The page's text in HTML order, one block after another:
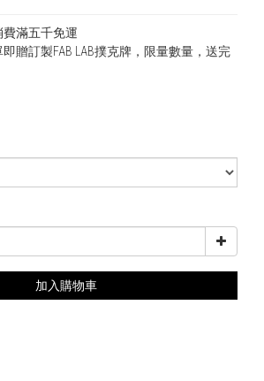
滿五千免運
贈訂製FAB LAB撲克牌，限量數量，送完
加入購物車